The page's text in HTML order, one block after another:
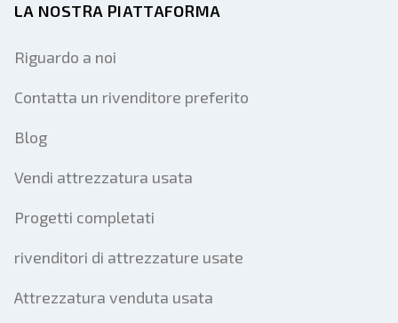
LA NOSTRA PIATTAFORMA
Riguardo a noi
Contatta un rivenditore preferito
Blog
Vendi attrezzatura usata
Progetti completati
rivenditori di attrezzature usate
Attrezzatura venduta usata